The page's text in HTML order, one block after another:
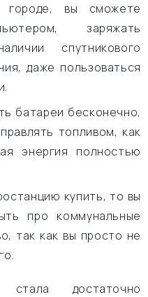
городе, вы сможете
заряжать
спутникового
даже пользоваться
батареи бесконечно,
топливом, как
энергия полностью
купить, то вы
про коммунальные
так как вы просто не
достаточно